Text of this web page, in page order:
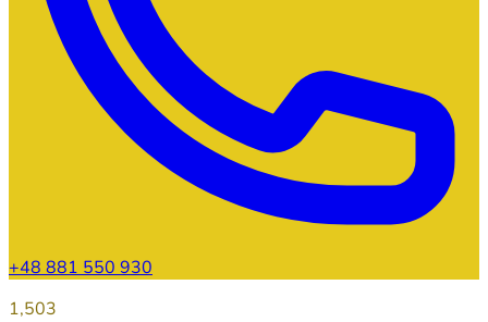
+48 881 550 930
1,503